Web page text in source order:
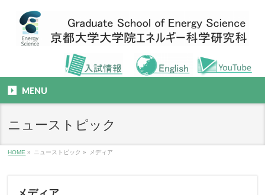
MENU
ニューストピック
HOME » ニューストピック » メディア